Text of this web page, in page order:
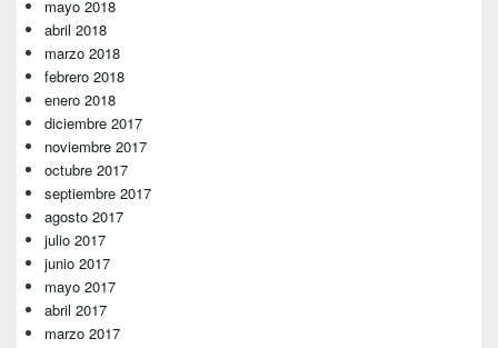
mayo 2018
abril 2018
marzo 2018
febrero 2018
enero 2018
diciembre 2017
noviembre 2017
octubre 2017
septiembre 2017
agosto 2017
julio 2017
junio 2017
mayo 2017
abril 2017
marzo 2017